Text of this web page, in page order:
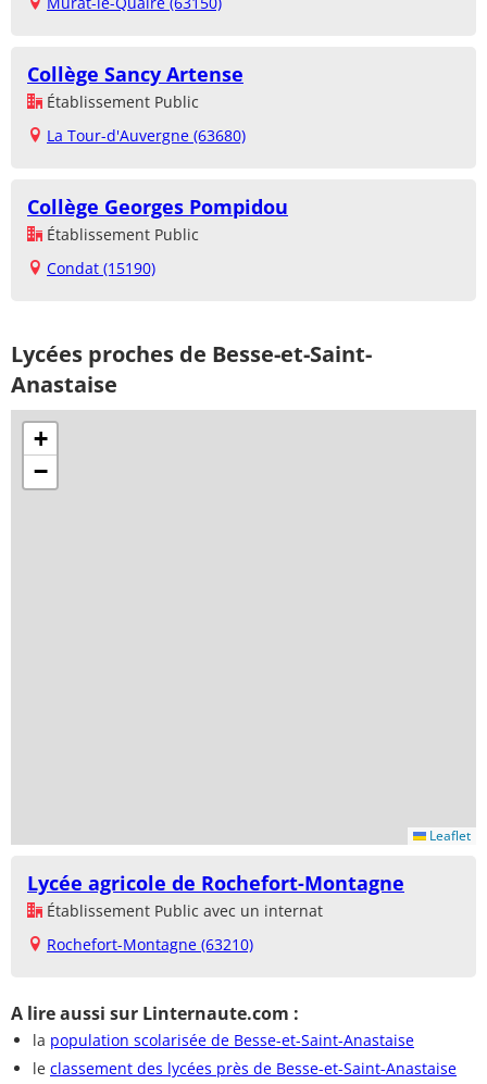
Collège Sancy Artense
Établissement Public
La Tour-d'Auvergne (63680)
Collège Georges Pompidou
Établissement Public
Condat (15190)
Lycées proches de Besse-et-Saint-
Anastaise
+
−
Leaflet
Lycée agricole de Rochefort-Montagne
Établissement Public avec un internat
Rochefort-Montagne (63210)
A lire aussi sur Linternaute.com :
la population scolarisée de Besse-et-Saint-Anastaise
le classement des lycées près de Besse-et-Saint-Anastaise